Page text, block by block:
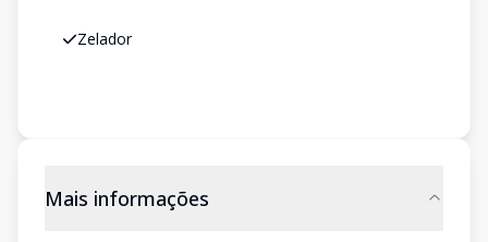
Zelador
Mais informações